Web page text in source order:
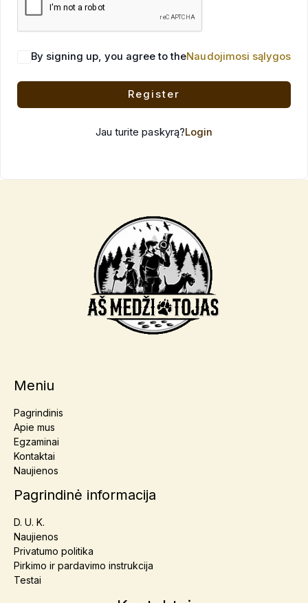
By signing up, you agree to theNaudojimosi sąlygos
Register
Jau turite paskyrą?Login
Meniu
Pagrindinis
Apie mus
Egzaminai
Kontaktai
Naujienos
Pagrindinė informacija
D. U. K.
Naujienos
Privatumo politika
Pirkimo ir pardavimo instrukcija
Testai